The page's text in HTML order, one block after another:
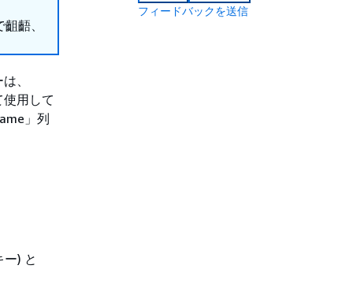
齬、
、
用して
」列
) と
フィードバックを送信